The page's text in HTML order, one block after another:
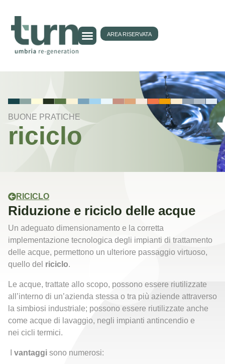
AREA RISERVATA
BUONE PRATICHE
riciclo
RICICLO
Riduzione e riciclo delle acque
Un adeguato dimensionamento e la corretta
implementazione tecnologica degli impianti di trattamento
delle acque, permettono un ulteriore passaggio virtuoso,
quello del riciclo.
Le acque, trattate allo scopo, possono essere riutilizzate
all’interno di un’azienda stessa o tra più aziende attraverso
la simbiosi industriale; possono essere riutilizzate anche
come acque di lavaggio, negli impianti antincendio e
nei cicli termici.
vantaggi sono numerosi: